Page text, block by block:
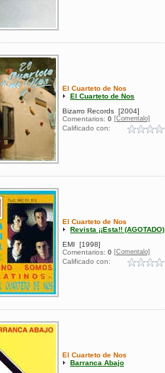
El Cuarteto de Nos
El Cuarteto de Nos
Bizarro Records [2004]
Comentarios: 0 [Comentalo]
Calificado con:
El Cuarteto de Nos
Revista ¡¡Esta!! (AGOTADO)
EMI
[1998]
Comentarios: 0 [Comentalo]
Calificado con:
El Cuarteto de Nos
Barranca Abajo